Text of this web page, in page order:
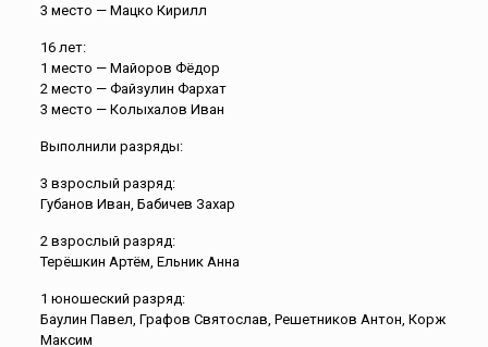
3 место — Мацко Кирилл
16 лет:
1 место — Майоров Фёдор
2 место — Файзулин Фархат
3 место — Колыхалов Иван
Выполнили разряды:
3 взрослый разряд:
Губанов Иван, Бабичев Захар
2 взрослый разряд:
Терёшкин Артём, Ельник Анна
1 юношеский разряд:
Баулин Павел, Графов Святослав, Решетников Антон, Корж
Максим